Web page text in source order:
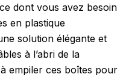
dont vous avez besoin
en plastique
solution élégante et
à l’abri de la
empiler ces boîtes pour